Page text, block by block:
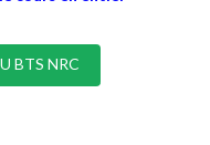
BTS NRC